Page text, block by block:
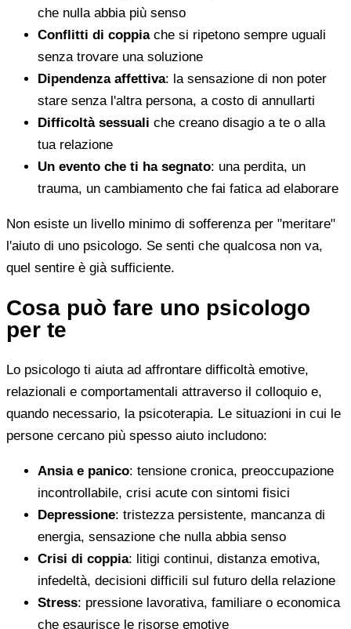
che nulla abbia più senso
Conflitti di coppiache si ripetono sempre uguali
senza trovare una soluzione
Dipendenza affettiva: la sensazione di non poter
stare senza l'altra persona, a costo di annullarti
Difficoltà sessuali che creano disagio a te o alla
tua relazione
Un evento che ti ha segnato: una perdita, un
trauma, un cambiamento che fai fatica ad elaborare
Non esiste un livello minimo di sofferenza per "meritare"
l'aiuto di uno psicologo. Se senti che qualcosa non va,
quel sentire è già sufficiente.
Cosa può fare uno psicologo
per te
Lo psicologo ti aiuta ad affrontare difficoltà emotive,
relazionali e comportamentali attraverso il colloquio e,
quando necessario, la psicoterapia. Le situazioni in cui le
persone cercano più spesso aiuto includono:
Ansia e panico: tensione cronica, preoccupazione
incontrollabile, crisi acute con sintomi fisici
Depressione: tristezza persistente, mancanza di
energia, sensazione che nulla abbia senso
Crisi di coppia: litigi continui, distanza emotiva,
infedeltà, decisioni difficili sul futuro della relazione
Stress: pressione lavorativa, familiare o economica
che esaurisce le risorse emotive